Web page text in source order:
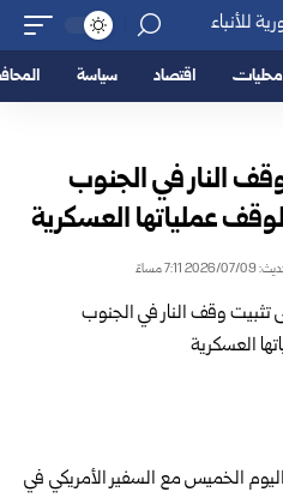
محليات اقتصاد سياسة
النار في الجنوب
عملياتها العسكرية
09 7:11 مساءً
الخميس مع السفير الأمريكي في